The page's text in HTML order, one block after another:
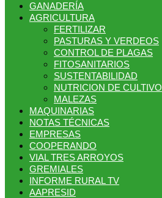
GANADERÍA
AGRICULTURA
FERTILIZAR
PASTURAS Y VERDEOS
CONTROL DE PLAGAS
FITOSANITARIOS
SUSTENTABILIDAD
NUTRICION DE CULTIVO
MALEZAS
MAQUINARIAS
NOTAS TÉCNICAS
EMPRESAS
COOPERANDO
VIAL TRES ARROYOS
GREMIALES
INFORME RURAL TV
AAPRESID